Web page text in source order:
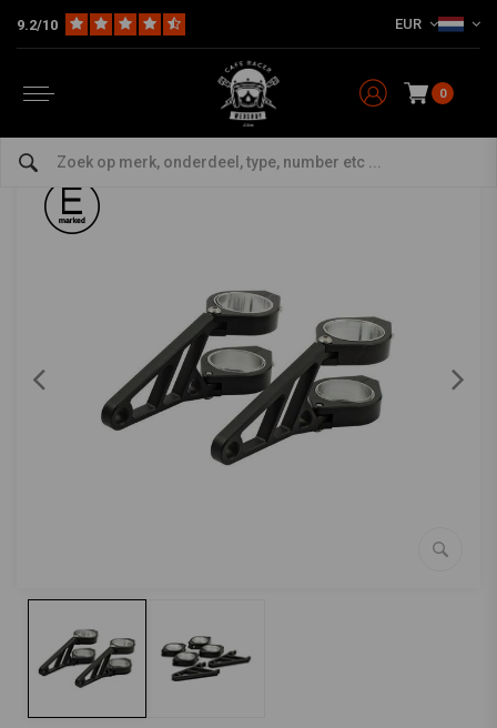
9.2/10 EUR
0
The Bike Verlichting Luxe Zwarte Koplamp Steunen
bekijk alles van Highsider
Luxe Zwarte Koplamp Steunen